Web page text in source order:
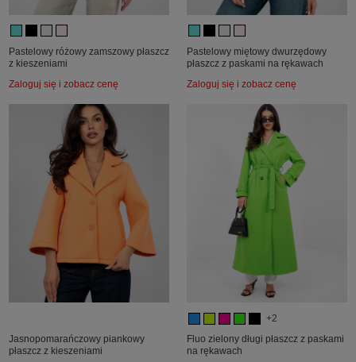
Pastelowy różowy zamszowy płaszcz
z kieszeniami
Zaloguj się i zobacz cenę
Pastelowy miętowy dwurzędowy
płaszcz z paskami na rękawach
Zaloguj się i zobacz cenę
Jasnopomarańczowy piankowy
płaszcz z kieszeniami
+2
Fluo zielony długi płaszcz z paskami
na rękawach